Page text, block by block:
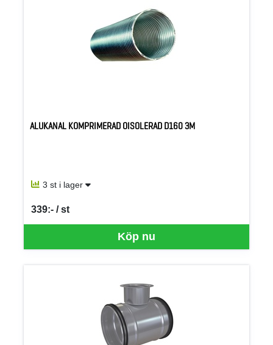
ALUKANAL KOMPRIMERAD OISOLERAD D160 3M
3 st i lager
Köp nu
339:- / st
SEK per ST